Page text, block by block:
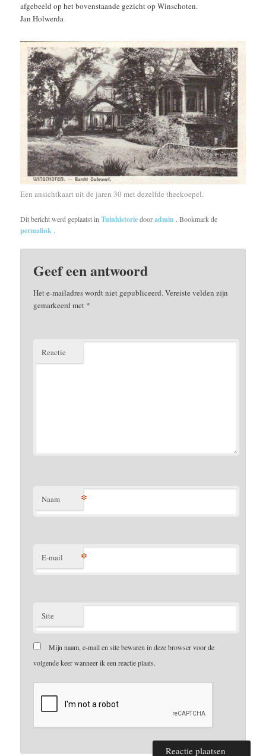
afgebeeld op het bovenstaande gezicht op Winschoten.
Jan Holwerda
Een ansichtkaart uit de jaren 30 met dezelfde theekoepel.
Dit bericht werd geplaatst inTuinhistoriedooradmin . Bookmark de
permalink .
Geef een antwoord
Het e-mailadres wordt niet gepubliceerd.Vereiste velden zijn
gemarkeerd met *
Reactie
Naam *
E-mail *
Site
Mijn naam, e-mail en site bewaren in deze browser voor de
volgende keer wanneer ik een reactie plaats.